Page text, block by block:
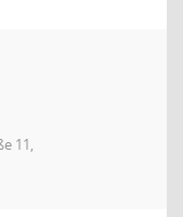
11,